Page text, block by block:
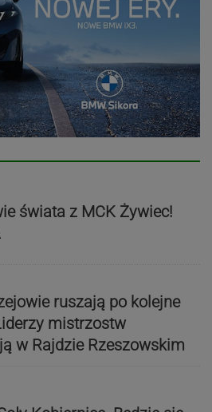
świata z MCK Żywiec!
ruszają po kolejne
mistrzostw
w Rajdzie Rzeszowskim